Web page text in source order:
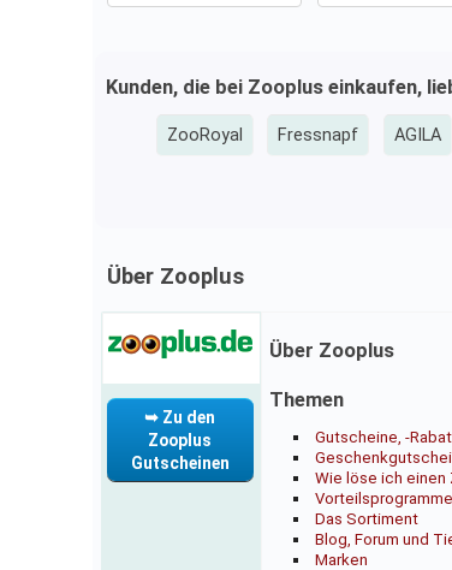
Kunden, die bei Zooplus einkaufen,
ZooRoyal Fressnapf AGILA
Über Zooplus
➥ Zu den
Zooplus
Gutscheinen
Über Zooplus
Themen
Gutscheine, -
Wie löse ich einen
Vorteilsprogramme
Das Sortiment
Blog, Forum und
Marken